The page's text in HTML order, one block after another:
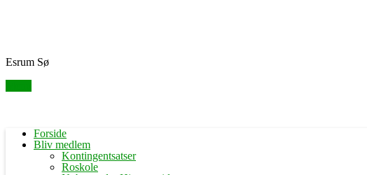
Esrum Sø
Forside
Bliv medlem
Kontingentsatser
Roskole